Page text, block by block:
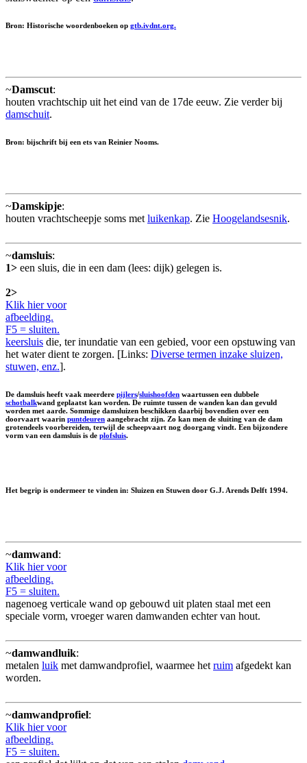
Bron: Historische woordenboeken op gtb.ivdnt.org.
~Damscut:
houten vrachtschip uit het eind van de 17de eeuw. Zie verder bij
damschuit.
Bron: bijschrift bij een ets van Reinier Nooms.
~Damskipje:
houten vrachtscheepje soms met luikenkap. Zie Hoogelandsesnik.
~damsluis:
1> een sluis, die in een dam (lees: dijk) gelegen is.
2>
Klik hier voor
afbeelding.
F5 = sluiten.
keersluis die, ter inundatie van een gebied, voor een opstuwing van
het water dient te zorgen. [Links: Diverse termen inzake sluizen,
stuwen, enz.].
De damsluis heeft vaak meerdere pijlers/sluishoofden waartussen een dubbele
schotbalkwand geplaatst kan worden. De ruimte tussen de wanden kan dan gevuld
worden met aarde. Sommige damsluizen beschikken daarbij bovendien over een
doorvaart waarin puntdeuren aangebracht zijn. Zo kan men de sluiting van de dam
grotendeels voorbereiden, terwijl de scheepvaart nog doorgang vindt. Een bijzondere
vorm van een damsluis is de plofsluis.
Het begrip is ondermeer te vinden in: Sluizen en Stuwen door G.J. Arends Delft 1994.
~damwand:
Klik hier voor
afbeelding.
F5 = sluiten.
nagenoeg verticale wand op gebouwd uit platen staal met een
speciale vorm, vroeger waren damwanden echter van hout.
~damwandluik:
metalen luik met damwandprofiel, waarmee het ruim afgedekt kan
worden.
~damwandprofiel:
Klik hier voor
afbeelding.
F5 = sluiten.